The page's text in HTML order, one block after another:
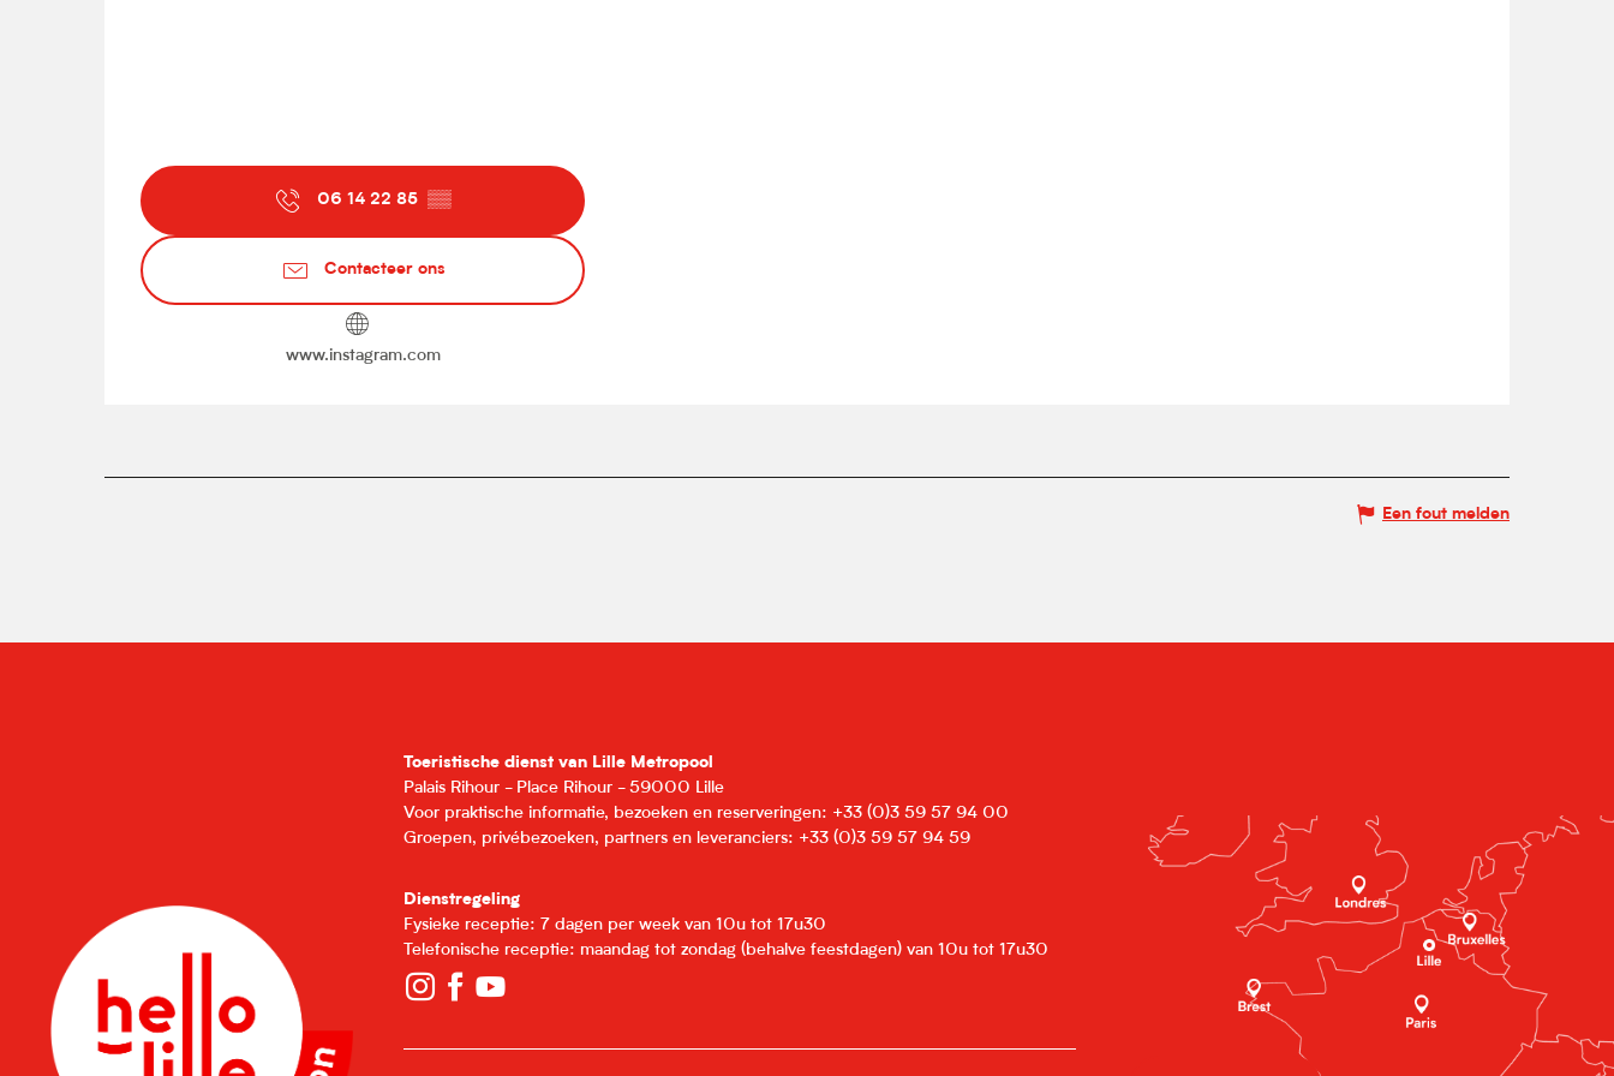
06 14 22 85 ▒▒
Contacteer ons
www.instagram.com
Een fout melden
Toeristische dienst van Lille Metropool
Palais Rihour - Place Rihour - 59000 Lille
Voor praktische informatie, bezoeken en reserveringen: +33 (0)3 59 57 94 00
Groepen, privébezoeken, partners en leveranciers: +33 (0)3 59 57 94 59
Dienstregeling
Fysieke receptie: 7 dagen per week van 10u tot 17u30
Telefonische receptie: maandag tot zondag (behalve feestdagen) van 10u tot 17u30